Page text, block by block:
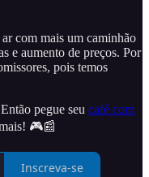
com mais um caminhão
e aumento de preços. Por
pois temos
pegue seu café com
🎮📰
Inscreva-se